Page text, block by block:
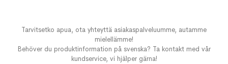
Tarvitsetko apua, ota yhteyttä asiakaspalveluumme, autamme
mielellämme!
Behöver du produktinformation på svenska? Ta kontakt med vår
kundservice, vi hjälper gärna!